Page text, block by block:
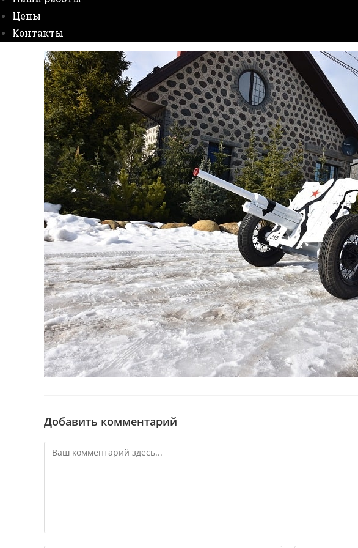
Цены
Контакты
Добавить комментарий
Комментарий